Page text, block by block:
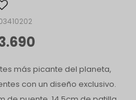
más picante del planeta,
con un diseño exclusivo.